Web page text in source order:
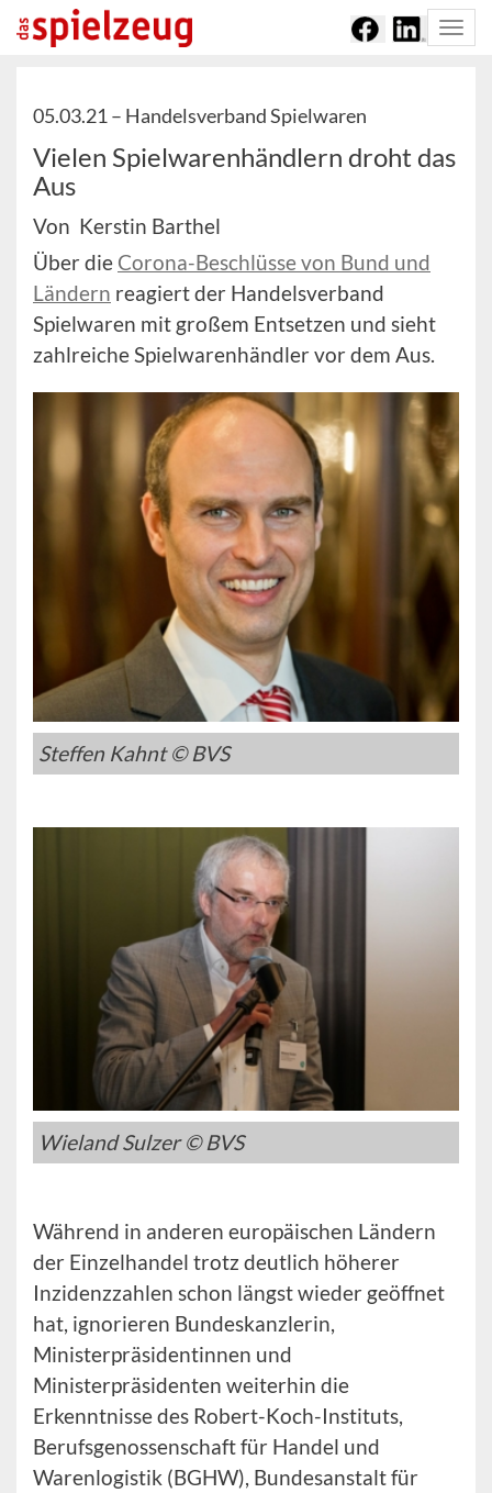
05.03.21 – Handelsverband Spielwaren
Vielen Spielwarenhändlern droht das
Aus
Von Kerstin Barthel
Über die Corona-Beschlüsse von Bund und
Ländern reagiert der Handelsverband
Spielwaren mit großem Entsetzen und sieht
zahlreiche Spielwarenhändler vor dem Aus.
Steffen Kahnt © BVS
Wieland Sulzer © BVS
Während in anderen europäischen Ländern
der Einzelhandel trotz deutlich höherer
Inzidenzzahlen schon längst wieder geöffnet
hat, ignorieren Bundeskanzlerin,
Ministerpräsidentinnen und
Ministerpräsidenten weiterhin die
Erkenntnisse des Robert-Koch-Instituts,
Berufsgenossenschaft für Handel und
Warenlogistik (BGHW), Bundesanstalt für